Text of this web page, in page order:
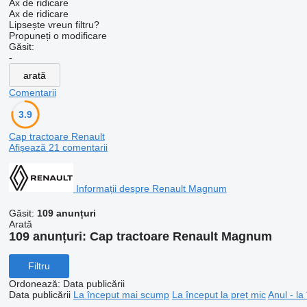
Ax de ridicare
Ax de ridicare
Lipsește vreun filtru?
Propuneți o modificare
Găsit:
-
arată
Comentarii
3.9
Cap tractoare Renault
Afișează 21 comentarii
Informații despre Renault Magnum
Găsit: 109 anunțuri
Arată
109 anunțuri: Cap tractoare Renault Magnum
Filtru
Ordonează: Data publicării
Data publicării La început mai scump La început la preț mic Anul - la